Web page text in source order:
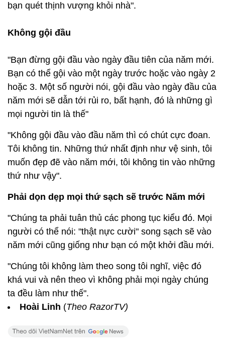
bạn quét thịnh vượng khỏi nhà".
Không gội đầu
"Bạn đừng gội đầu vào ngày đầu tiên của năm mới.
Bạn có thể gội vào một ngày trước hoặc vào ngày 2
hoặc 3. Một số người nói, gội đầu vào ngày đầu của
năm mới sẽ dẫn tới rủi ro, bất hạnh, đó là những gì
mọi người tin là thế"
"Không gội đầu vào đầu năm thì có chút cực đoan.
Tôi không tin. Những thứ nhất định như vệ sinh, tôi
muốn đẹp đẽ vào năm mới, tôi không tin vào những
thứ như vậy".
Phải dọn dẹp mọi thứ sạch sẽ trước Năm mới
"Chúng ta phải tuân thủ các phong tục kiểu đó. Mọi
người có thể nói: "thật nực cười" song sạch sẽ vào
năm mới cũng giống như bạn có một khởi đầu mới.
"Chúng tôi không làm theo song tôi nghĩ, việc đó
khá vui và nên theo vì không phải mọi ngày chúng
ta đều làm như thế".
Hoài Linh (Theo RazorTV)